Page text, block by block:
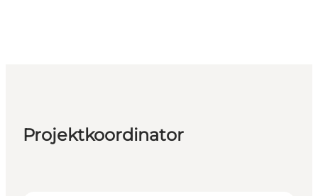
Projektkoordinator